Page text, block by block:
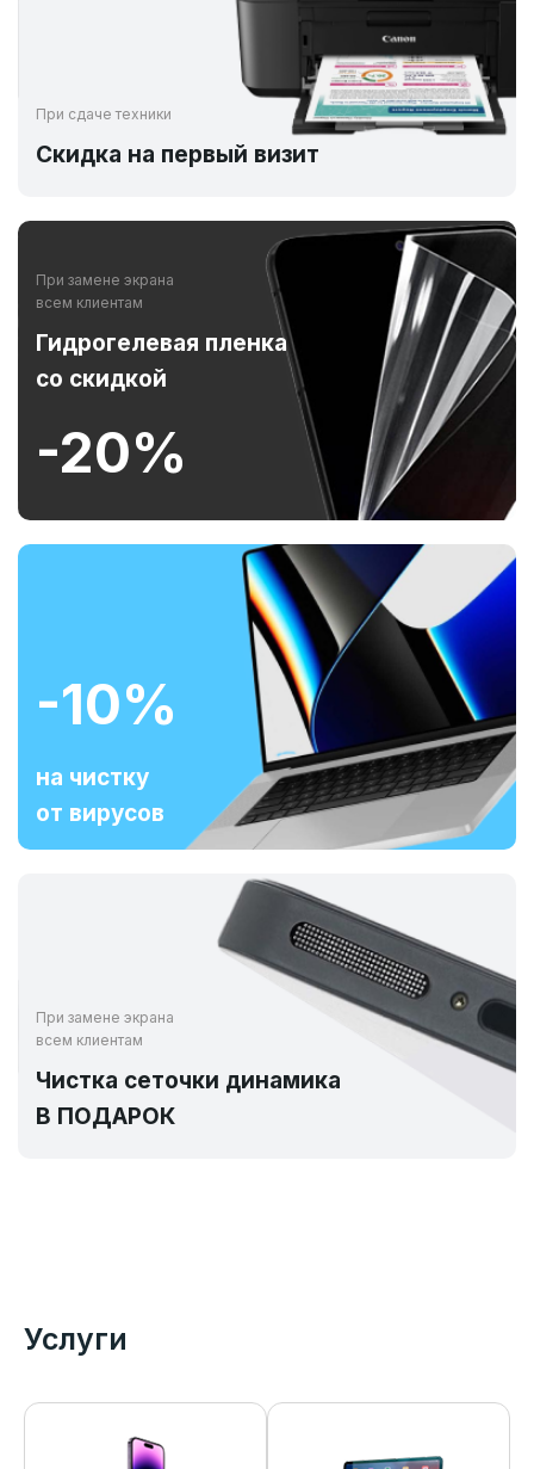
При сдаче техники
Скидка на первый визит
При замене экрана
всем клиентам
Гидрогелевая пленка
со скидкой
-20%
-10%
на чистку
от вирусов
При замене экрана
всем клиентам
Чистка сеточки динамика
В ПОДАРОК
Услуги